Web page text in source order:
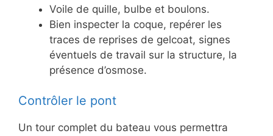
Voile de quille, bulbe et boulons.
Bien inspecter la coque, repérer les
traces de reprises de gelcoat, signes
éventuels de travail sur la structure, la
présence d’osmose.
Contrôler le pont
Un tour complet du bateau vous permettra